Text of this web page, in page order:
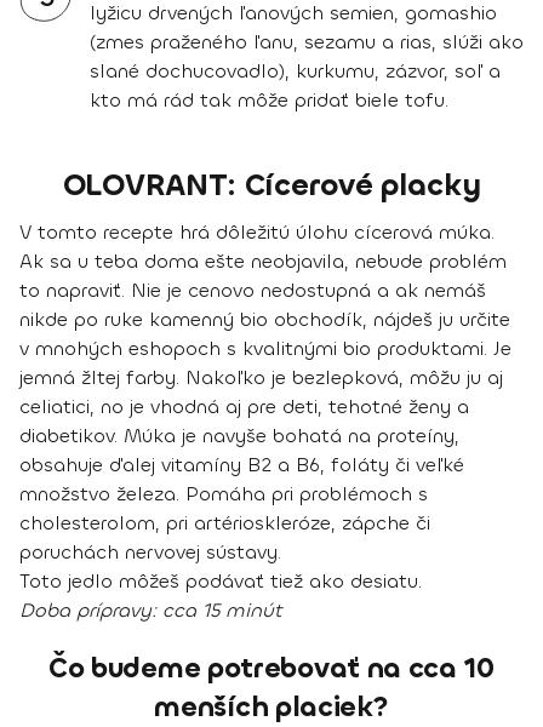
lyžicu drvených ľanových semien, gomashio
(zmes praženého ľanu, sezamu a rias, slúži ako
slané dochucovadlo), kurkumu, zázvor, soľ a
kto má rád tak môže pridať biele tofu.
OLOVRANT: Cícerové placky
V tomto recepte hrá dôležitú úlohu cícerová múka.
Ak sa u teba doma ešte neobjavila, nebude problém
to napraviť. Nie je cenovo nedostupná a ak nemáš
nikde po ruke kamenný bio obchodík, nájdeš ju určite
v mnohých eshopoch s kvalitnými bio produktami. Je
jemná žltej farby. Nakoľko je bezlepková, môžu ju aj
celiatici, no je vhodná aj pre deti, tehotné ženy a
diabetikov. Múka je navyše bohatá na proteíny,
obsahuje ďalej vitamíny B2 a B6, foláty či veľké
množstvo železa. Pomáha pri problémoch s
cholesterolom, pri artérioskleróze, zápche či
poruchách nervovej sústavy.
Toto jedlo môžeš podávať tiež ako desiatu.
Doba prípravy:cca 15 minút
Čo budeme potrebovať na cca 10
menších placiek?